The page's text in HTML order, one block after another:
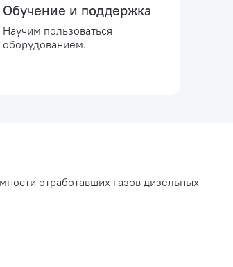
Обучение и поддержка
Научим пользоваться
оборудованием.
отработавших газов дизельных